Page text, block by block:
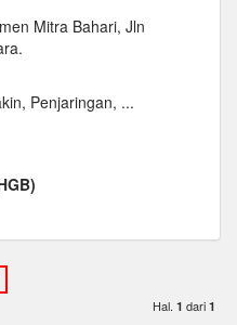
Mitra Bahari, Jln
Penjaringan, ...
Hal. 1 dari 1